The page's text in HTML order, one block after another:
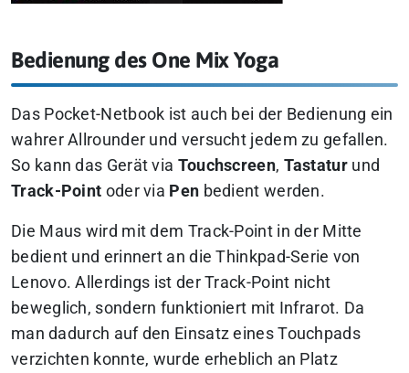
Bedienung des One Mix Yoga
Das Pocket-Netbook ist auch bei der Bedienung ein
wahrer Allrounder und versucht jedem zu gefallen.
So kann das Gerät via Touchscreen, Tastaturund
Track-Point oder via Pen bedient werden.
Die Maus wird mit dem Track-Point in der Mitte
bedient und erinnert an die Thinkpad-Serie von
Lenovo. Allerdings ist der Track-Point nicht
beweglich, sondern funktioniert mit Infrarot. Da
man dadurch auf den Einsatz eines Touchpads
verzichten konnte, wurde erheblich an Platz